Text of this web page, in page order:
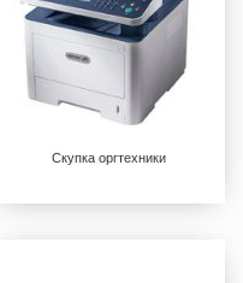
Скупка оргтехники